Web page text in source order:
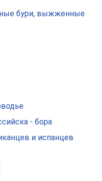
бури, выжженные
- бора
и испанцев